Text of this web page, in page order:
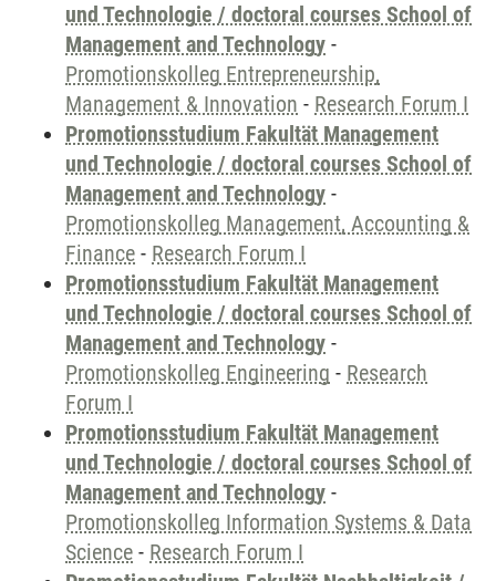
und Technologie / doctoral courses School of
Management and Technology -
Promotionskolleg Entrepreneurship,
Management & Innovation - Research Forum I
Promotionsstudium Fakultät Management
und Technologie / doctoral courses School of
Management and Technology -
Promotionskolleg Management, Accounting &
Finance - Research Forum I
Promotionsstudium Fakultät Management
und Technologie / doctoral courses School of
Management and Technology -
Promotionskolleg Engineering - Research
Forum I
Promotionsstudium Fakultät Management
und Technologie / doctoral courses School of
Management and Technology -
Promotionskolleg Information Systems & Data
Science - Research Forum I